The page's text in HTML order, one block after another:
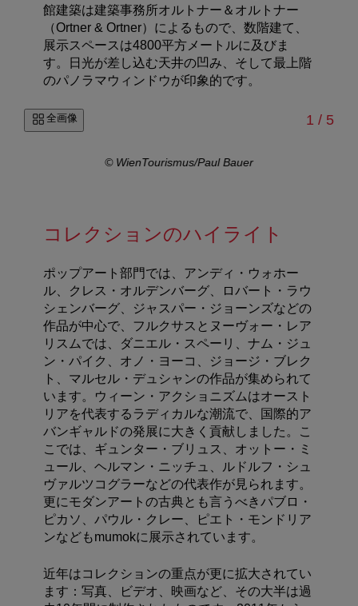
館建築は建築事務所オルトナー＆オルトナー
（Ortner & Ortner）によるもので、数階建て、
展示スペースは4800平方メートルに及びま
す。日光が差し込む天井の凹み、そして最上階
のパノラマウィンドウが印象的です。
全画像 1 // 5
© WienTourismus/Paul Bauer
コレクションのハイライト
ポップアート部門では、アンディ・ウォホー
ル、クレス・オルデンバーグ、ロバート・ラウ
シェンバーグ、ジャスパー・ジョーンズなどの
作品が中心で、フルクサスとヌーヴォー・レア
リスムでは、ダニエル・スペーリ、ナム・ジュ
ン・パイク、オノ・ヨーコ、ジョージ・ブレク
ト、マルセル・デュシャンの作品が集められて
います。ウィーン・アクショニズムはオースト
リアを代表するラディカルな潮流で、国際的ア
バンギャルドの発展に大きく貢献しました。こ
こでは、ギュンター・ブリュス、オットー・ミ
ュール、ヘルマン・ニッチュ、ルドルフ・シュ
ヴァルツコグラーなどの代表作が見られます。
更にモダンアートの古典とも言うべきパブロ・
ピカソ、パウル・クレー、ピエト・モンドリア
ンなどもmumokに展示されています。
近年はコレクションの重点が更に拡大されてい
ます：写真、ビデオ、映画など、その大半は過